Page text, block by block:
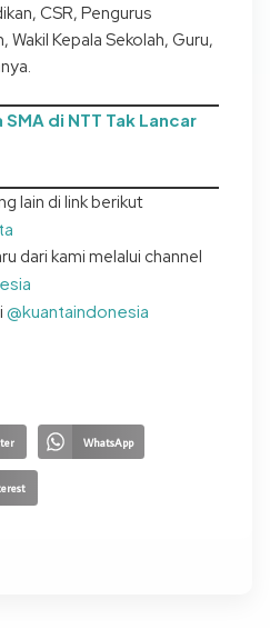
CSR, Pengurus
Wakil Kepala Sekolah, Guru,
SMA di NTT Tak Lancar
lain di link berikut
dari kami melalui channel
@kuantaindonesia
WhatsApp